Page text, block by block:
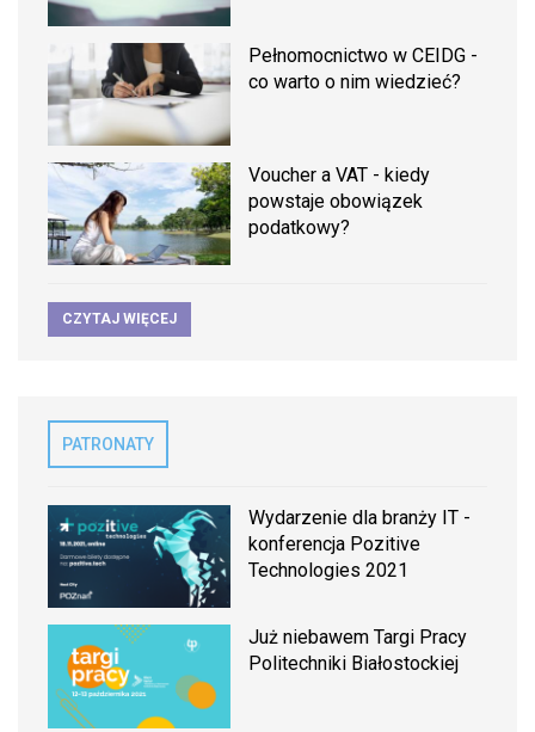
Pełnomocnictwo w CEIDG -
co warto o nim wiedzieć?
Voucher a VAT - kiedy
powstaje obowiązek
podatkowy?
CZYTAJ WIĘCEJ
PATRONATY
Wydarzenie dla branży IT -
konferencja Pozitive
Technologies 2021
Już niebawem Targi Pracy
Politechniki Białostockiej